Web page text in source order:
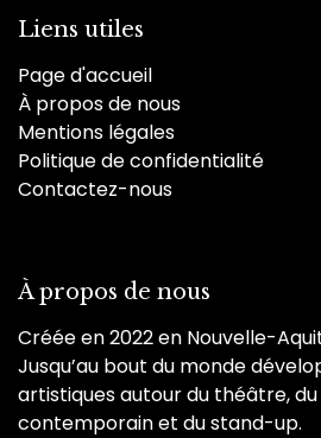
Liens utiles
Page d'accueil
À propos de nous
Mentions légales
Politique de confidentialité
Contactez-nous
À propos de nous
Créée en 2022 en Nouvelle-
Jusqu’au bout du monde
artistiques autour du théâtre,
contemporain et du stand-up.